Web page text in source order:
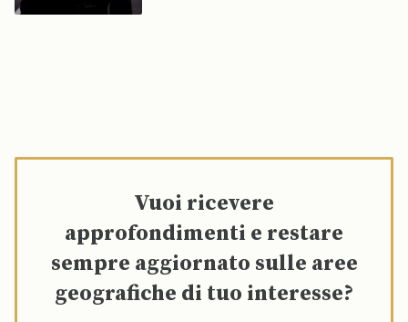
Vuoi ricevere
approfondimenti e restare
sempre aggiornato sulle aree
geografiche di tuo interesse?